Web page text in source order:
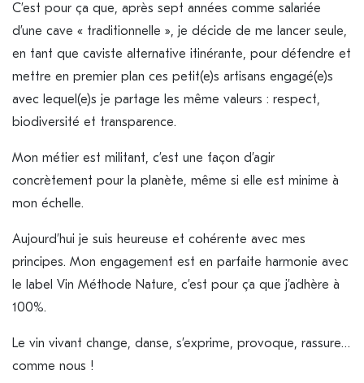
C’est pour ça que, après sept années comme salariée
d’une cave « traditionnelle », je décide de me lancer seule,
en tant que caviste alternative itinérante, pour défendre et
mettre en premier plan ces petit(e)s artisans engagé(e)s
avec lequel(e)s je partage les même valeurs : respect,
biodiversité et transparence.
Mon métier est militant, c’est une façon d’agir
concrètement pour la planète, même si elle est minime à
mon échelle.
Aujourd’hui je suis heureuse et cohérente avec mes
principes. Mon engagement est en parfaite harmonie avec
le label Vin Méthode Nature, c’est pour ça que j’adhère à
100%.
Le vin vivant change, danse, s’exprime, provoque, rassure…
comme nous !